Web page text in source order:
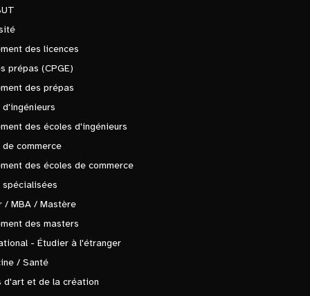
des licences
prépas (CPGE)
des prépas
d'ingénieurs
des écoles d'ingénieurs
de commerce
des écoles de commerce
spécialisées
/ MBA / Mastère
des masters
- Étudier à l'étranger
/ Santé
d'art et de la création